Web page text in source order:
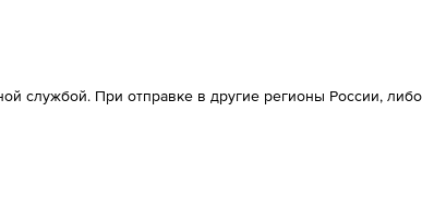
службой. При отправке в другие регионы России,